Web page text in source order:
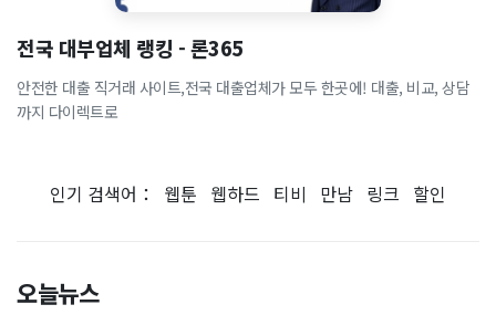
전국 대부업체 랭킹 - 론365
안전한 대출 직거래 사이트,전국 대출업체가 모두 한곳에! 대출, 비교, 상담
까지 다이렉트로
인기 검색어： 웹툰 웹하드 티비 만남 링크 할인
오늘뉴스